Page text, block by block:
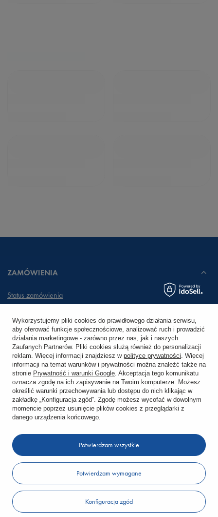
ZAMÓWIENIA
Status zamówienia
Chcę zareklamować produkt
Chcę zwrócić produkt
Chcę wymienić towar
KONTO
KONTAKT
W sklepie prezentujemy ceny brutto (z VAT).
Wykorzystujemy pliki cookies do prawidłowego działania serwisu,
aby oferować funkcje społecznościowe, analizować ruch i prowadzić
działania marketingowe - zarówno przez nas, jak i naszych
Zaufanych Partnerów. Pliki cookies służą również do personalizacji
reklam. Więcej informacji znajdziesz w polityce prywatności. Więcej
informacji na temat warunków i prywatności można znaleźć także na
stronie Prywatność i warunki Google. Akceptacja tego komunikatu
oznacza zgodę na ich zapisywanie na Twoim komputerze. Możesz
określić warunki przechowywania lub dostępu do nich klikając w
zakładkę „Konfiguracja zgód”. Zgodę możesz wycofać w dowolnym
momencie poprzez usunięcie plików cookies z przeglądarki z
danego urządzenia końcowego.
Potwierdzam wymagane
Konfiguracja zgód
Potwierdzam wszystkie